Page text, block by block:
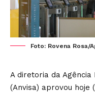
Foto: Rovena Rosa/
A diretoria da Agência
(Anvisa) aprovou hoje